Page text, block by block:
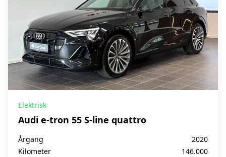
Elektrisk
Audi e-tron 55 S-line quattro
Årgang
2020
Kilometer
146.000